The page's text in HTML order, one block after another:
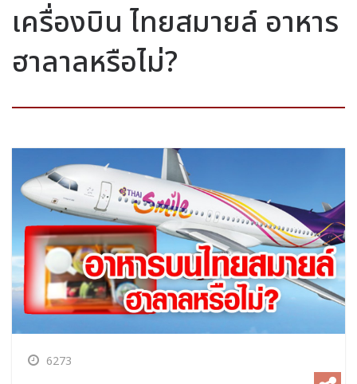
เครื่องบิน ไทยสมายล์ อาหาร
ฮาลาลหรือไม่?
6273